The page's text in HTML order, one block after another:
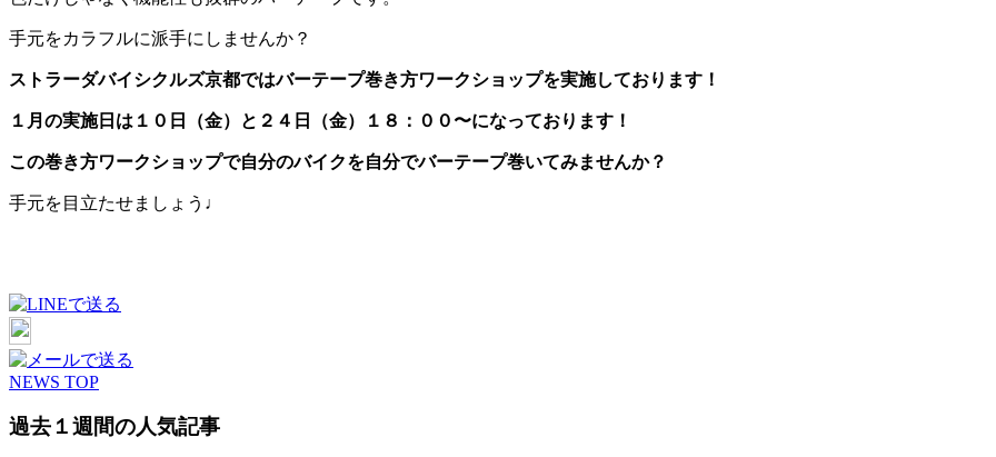
手元をカラフルに派手にしませんか？
ストラーダバイシクルズ京都ではバーテープ巻き方ワークショップを実施しております！
１月の実施日は１０日（金）と２４日（金）１８：００〜になっております！
この巻き方ワークショップで自分のバイクを自分でバーテープ巻いてみませんか？
手元を目立たせましょう♩
NEWS TOP
過去１週間の人気記事